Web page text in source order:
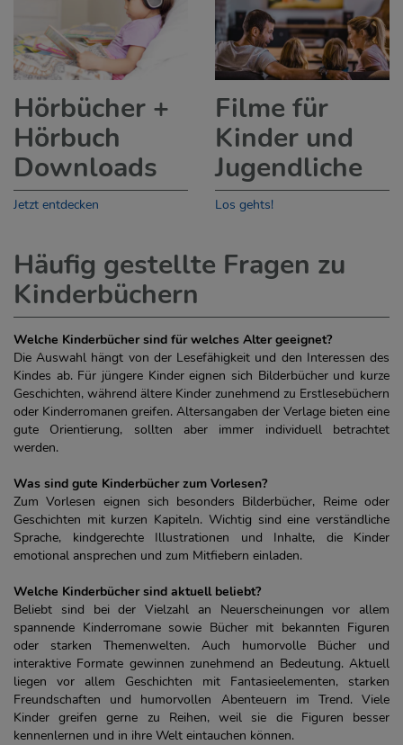
Hörbücher +
Hörbuch
Downloads
Jetzt entdecken
Filme für
Kinder und
Jugendliche
Los gehts!
Häufig gestellte Fragen zu
Kinderbüchern
Welche Kinderbücher sind für welches Alter geeignet?
Die Auswahl hängt von der Lesefähigkeit und den Interessen des
Kindes ab. Für jüngere Kinder eignen sich Bilderbücher und kurze
Geschichten, während ältere Kinder zunehmend zu Erstlesebüchern
oder Kinderromanen greifen. Altersangaben der Verlage bieten eine
gute Orientierung, sollten aber immer individuell betrachtet
werden.
Was sind gute Kinderbücher zum Vorlesen?
Zum Vorlesen eignen sich besonders Bilderbücher, Reime oder
Geschichten mit kurzen Kapiteln. Wichtig sind eine verständliche
Sprache, kindgerechte Illustrationen und Inhalte, die Kinder
emotional ansprechen und zum Mitfiebern einladen.
Welche Kinderbücher sind aktuell beliebt?
Beliebt sind bei der Vielzahl an Neuerscheinungen vor allem
spannende Kinderromane sowie Bücher mit bekannten Figuren
oder starken Themenwelten. Auch humorvolle Bücher und
interaktive Formate gewinnen zunehmend an Bedeutung. Aktuell
liegen vor allem Geschichten mit Fantasieelementen, starken
Freundschaften und humorvollen Abenteuern im Trend. Viele
Kinder greifen gerne zu Reihen, weil sie die Figuren besser
kennenlernen und in ihre Welt eintauchen können.